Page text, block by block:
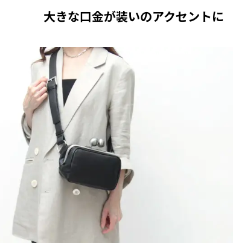
大きな口金が装いのアクセントに